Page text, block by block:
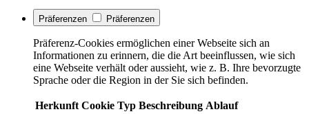
Präferenzen Präferenzen
Präferenz-Cookies ermöglichen einer Webseite sich an
Informationen zu erinnern, die die Art beeinflussen, wie sich
eine Webseite verhält oder aussieht, wie z. B. Ihre bevorzugte
Sprache oder die Region in der Sie sich befinden.
Herkunft Cookie Typ Beschreibung Ablauf